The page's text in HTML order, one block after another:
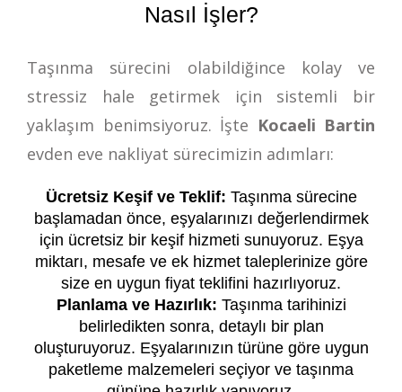
Nasıl İşler?
Taşınma sürecini olabildiğince kolay ve
stressiz hale getirmek için sistemli bir
yaklaşım benimsiyoruz. İşte Kocaeli Bartin
evden eve nakliyat sürecimizin adımları:
Ücretsiz Keşif ve Teklif: Taşınma sürecine
başlamadan önce, eşyalarınızı değerlendirmek
için ücretsiz bir keşif hizmeti sunuyoruz. Eşya
miktarı, mesafe ve ek hizmet taleplerinize göre
size en uygun fiyat teklifini hazırlıyoruz.
Planlama ve Hazırlık: Taşınma tarihinizi
belirledikten sonra, detaylı bir plan
oluşturuyoruz. Eşyalarınızın türüne göre uygun
paketleme malzemeleri seçiyor ve taşınma